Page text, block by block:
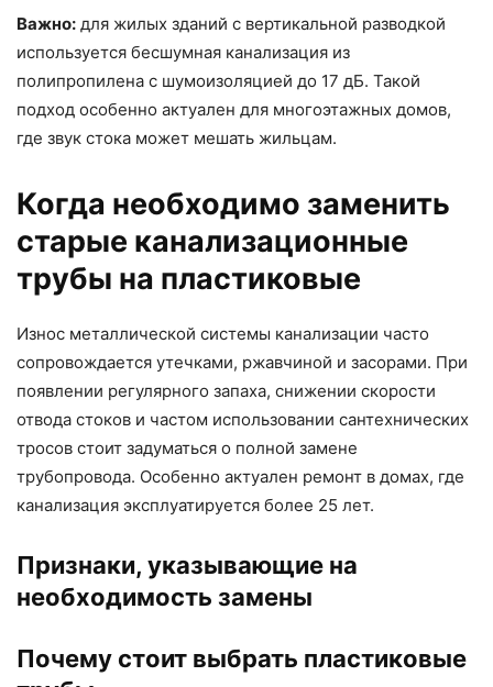
Важно: для жилых зданий с вертикальной разводкой
используется бесшумная канализация из
полипропилена с шумоизоляцией до 17 дБ. Такой
подход особенно актуален для многоэтажных домов,
где звук стока может мешать жильцам.
Когда необходимо заменить
старые канализационные
трубы на пластиковые
Износ металлической системы канализации часто
сопровождается утечками, ржавчиной и засорами. При
появлении регулярного запаха, снижении скорости
отвода стоков и частом использовании сантехнических
тросов стоит задуматься о полной замене
трубопровода. Особенно актуален ремонт в домах, где
канализация эксплуатируется более 25 лет.
Признаки, указывающие на
необходимость замены
Почему стоит выбрать пластиковые